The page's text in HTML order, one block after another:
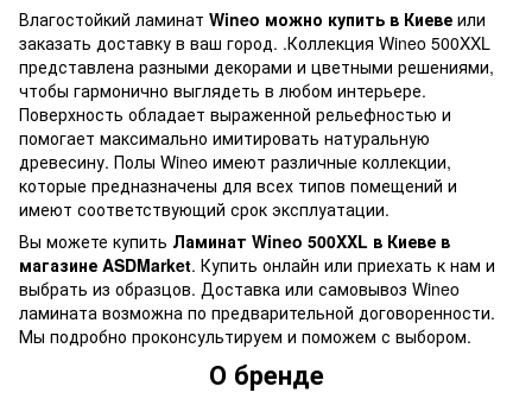
Влагостойкий ламинат Wineo можно купить в Киеве или
заказать доставку в ваш город. .Коллекция Wineo 500XXL
представлена ​​разными декорами и цветными решениями,
чтобы гармонично выглядеть в любом интерьере.
Поверхность обладает выраженной рельефностью и
помогает максимально имитировать натуральную
древесину. Полы Wineo имеют различные коллекции,
которые предназначены для всех типов помещений и
имеют соответствующий срок эксплуатации.
Вы можете купить Ламинат Wineo 500XXL в Киеве в
магазине ASDMarket. Купить онлайн или приехать к нам и
выбрать из образцов. Доставка или самовывоз Wineo
ламината возможна по предварительной договоренности.
Мы подробно проконсультируем и поможем с выбором.
О бренде